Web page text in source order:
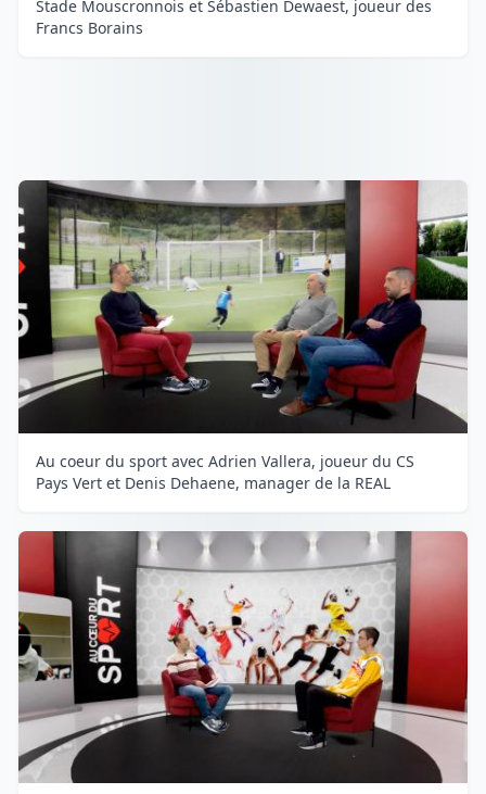
Stade Mouscronnois et Sébastien Dewaest, joueur des
Francs Borains
Au coeur du sport avec Adrien Vallera, joueur du CS
Pays Vert et Denis Dehaene, manager de la REAL